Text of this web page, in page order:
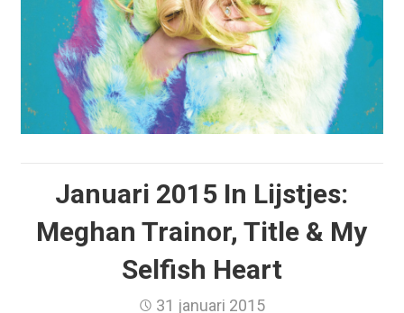
Januari 2015 In Lijstjes:
Meghan Trainor, Title & My
Selfish Heart
31 januari 2015